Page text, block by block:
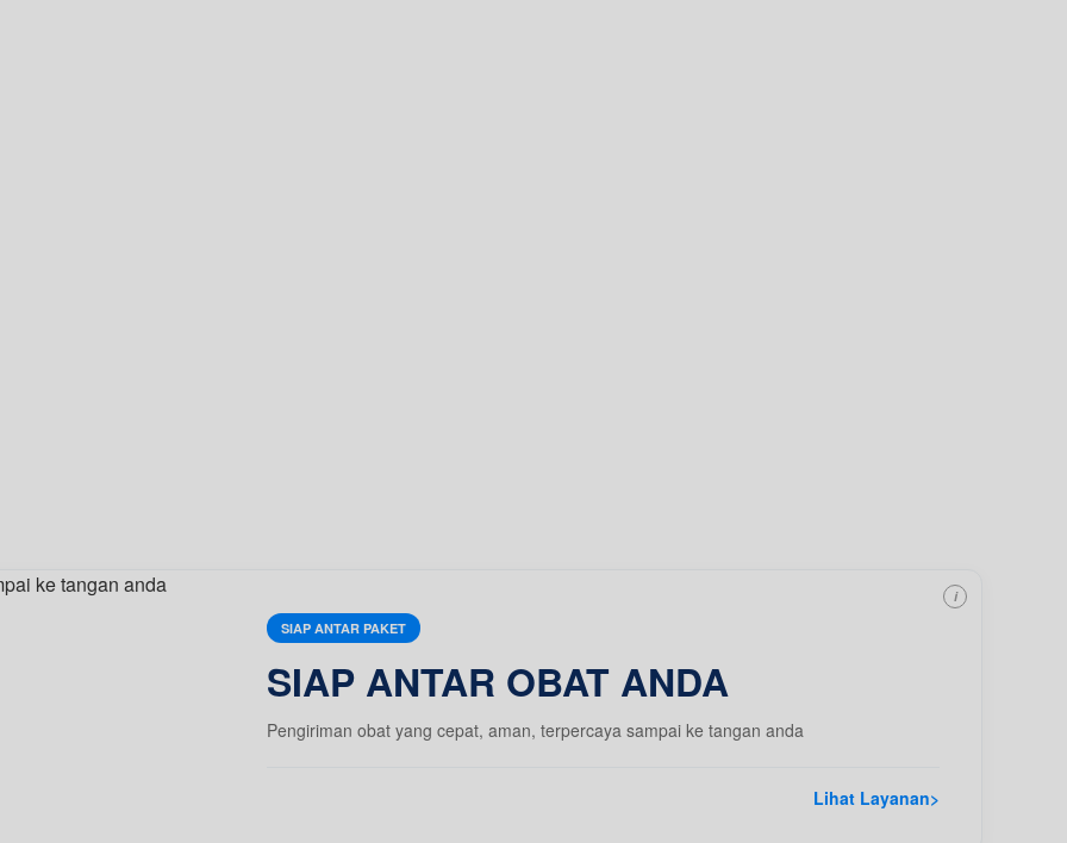
SIAP ANTAR PAKET
SIAP ANTAR OBAT ANDA
Pengiriman obat yang cepat, aman, terpercaya sampai ke tangan anda
Lihat Layanan>
i